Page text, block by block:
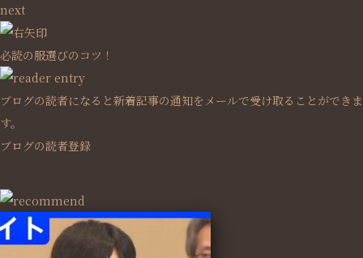
next
必読の服選びのコツ！
ブログの読者になると新着記事の通知をメールで受け取ることができま
す。
ブログの読者登録